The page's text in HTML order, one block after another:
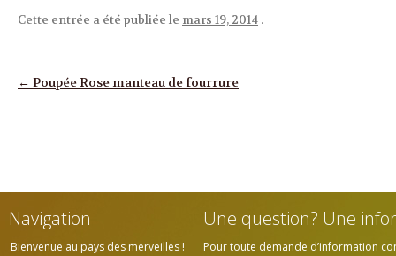
Cette entrée a été publiée le mars 19, 2014 .
Navigation des articles
← Poupée Rose manteau de fourrure
Navigation
Bienvenue au pays des merveilles !
Une question? Une
Pour toute demande d’information